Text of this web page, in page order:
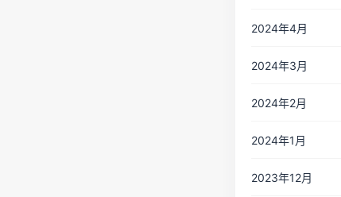
2024年4月
2024年3月
2024年2月
2024年1月
2023年12月